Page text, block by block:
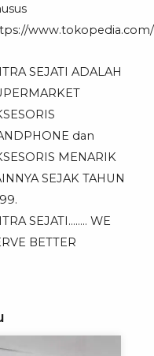
SEJATI ADALAH
dan
MENARIK
SEJAK TAHUN
SEJATI…….. WE
BETTER